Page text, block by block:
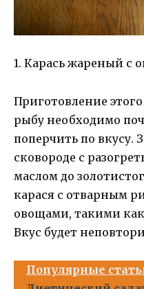
1. Карась жареный с
Приготовление
рыбу необходимо
поперчить по вкусу.
сковороде с
маслом до
карася с отварным
овощами, такими
Вкус будет
Популярные